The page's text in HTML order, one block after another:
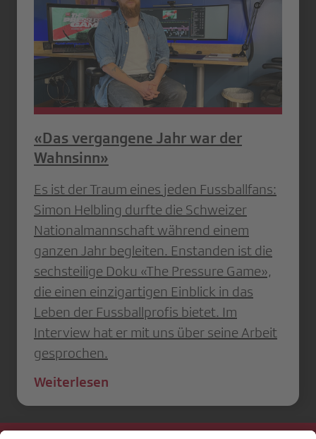
«Das vergangene Jahr war der
Wahnsinn»
Es ist der Traum eines jeden Fussballfans:
Simon Helbling durfte die Schweizer
Nationalmannschaft während einem
ganzen Jahr begleiten. Enstanden ist die
sechsteilige Doku «The Pressure Game»,
die einen einzigartigen Einblick in das
Leben der Fussballprofis bietet. Im
Interview hat er mit uns über seine Arbeit
gesprochen.
Weiterlesen